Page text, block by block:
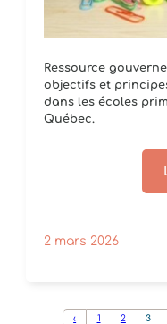
Ressource
objectifs et
dans les écoles
Québec.
2 mars 2026
‹ 1 2 3